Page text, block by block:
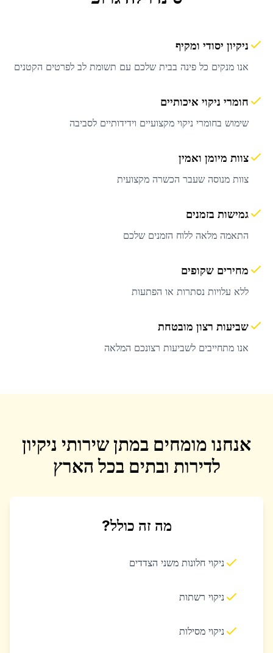
ניקיון יסודי ומקיף
אנו מנקים כל פינה בבית שלכם עם תשומת לב לפרטים הקטנים
חומרי ניקוי איכותיים
שימוש בחומרי ניקוי מקצועיים וידידותיים לסביבה
צוות מיומן ואמין
צוות מנוסה שעבר הכשרה מקצועית
גמישות בזמנים
התאמה מלאה ללוח הזמנים שלכם
מחירים שקופים
ללא עלויות נסתרות או הפתעות
שביעות רצון מובטחת
אנו מתחייבים לשביעות רצונכם המלאה
אנחנו מומחים במתן שירותי ניקיון
לדירות ובתים בכל הארץ
מה זה כולל?
ניקוי חלונות משני הצדדים
ניקוי רשתות
ניקוי מסילות